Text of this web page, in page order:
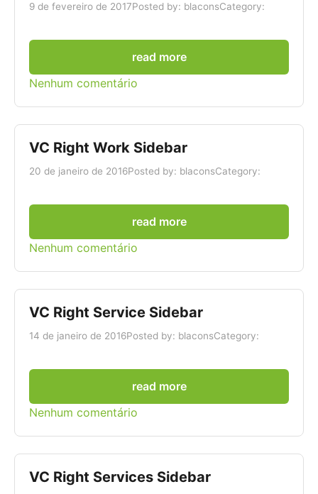
9 de fevereiro de 2017Posted by: blaconsCategory:
read more
Nenhum comentário
VC Right Work Sidebar
20 de janeiro de 2016Posted by: blaconsCategory:
read more
Nenhum comentário
VC Right Service Sidebar
14 de janeiro de 2016Posted by: blaconsCategory:
read more
Nenhum comentário
VC Right Services Sidebar